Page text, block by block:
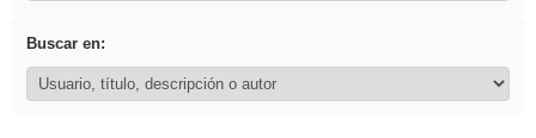
Buscar en: